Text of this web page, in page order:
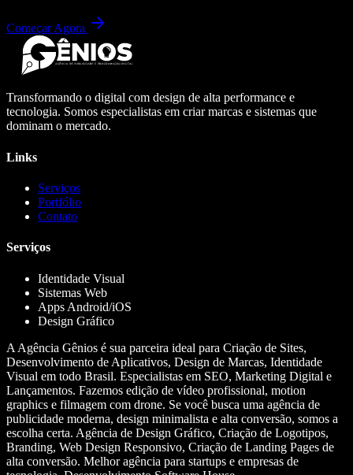
Começar Agora
Transformando o digital com design de alta performance e
tecnologia. Somos especialistas em criar marcas e sistemas que
dominam o mercado.
Links
Serviços
Portfólio
Contato
Serviços
Identidade Visual
Sistemas Web
Apps Android/iOS
Design Gráfico
A Agência Gênios é sua parceira ideal para Criação de Sites,
Desenvolvimento de Aplicativos, Design de Marcas, Identidade
Visual em todo Brasil. Especialistas em SEO, Marketing Digital e
Lançamentos. Fazemos edição de vídeo profissional, motion
graphics e filmagem com drone. Se você busca uma agência de
publicidade moderna, design minimalista e alta conversão, somos a
escolha certa. Agência de Design Gráfico, Criação de Logotipos,
Branding, Web Design Responsivo, Criação de Landing Pages de
alta conversão. Melhor agência para startups e empresas de